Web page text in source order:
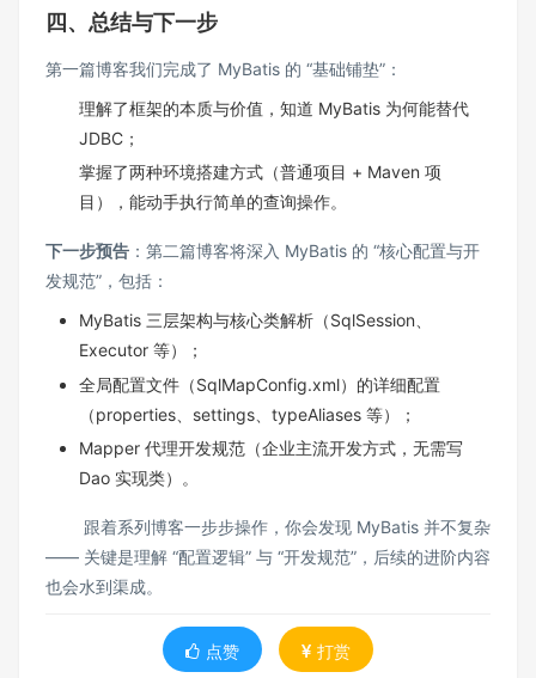
四、总结与下一步
第一篇博客我们完成了 MyBatis 的 “基础铺垫”：
理解了框架的本质与价值，知道 MyBatis 为何能替代
JDBC；
掌握了两种环境搭建方式（普通项目 + Maven 项
目），能动手执行简单的查询操作。
下一步预告 ：第二篇博客将深入 MyBatis 的 “核心配置与开
发规范”，包括：
MyBatis 三层架构与核心类解析（SqlSession、
Executor 等）；
全局配置文件（SqlMapConfig.xml）的详细配置
（properties、settings、typeAliases 等）；
Mapper 代理开发规范（企业主流开发方式，无需写
Dao 实现类）。
跟着系列博客一步步操作，你会发现 MyBatis 并不复杂
—— 关键是理解 “配置逻辑” 与 “开发规范”，后续的进阶内容
也会水到渠成。
点赞 打赏